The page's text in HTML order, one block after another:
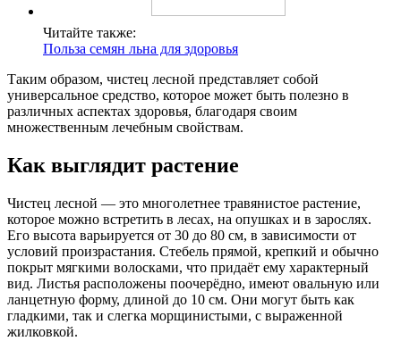
Читайте также:
Польза семян льна для здоровья
Таким образом, чистец лесной представляет собой
универсальное средство, которое может быть полезно в
различных аспектах здоровья, благодаря своим
множественным лечебным свойствам.
Как выглядит растение
Чистец лесной — это многолетнее травянистое растение,
которое можно встретить в лесах, на опушках и в зарослях.
Его высота варьируется от 30 до 80 см, в зависимости от
условий произрастания. Стебель прямой, крепкий и обычно
покрыт мягкими волосками, что придаёт ему характерный
вид. Листья расположены поочерёдно, имеют овальную или
ланцетную форму, длиной до 10 см. Они могут быть как
гладкими, так и слегка морщинистыми, с выраженной
жилковкой.